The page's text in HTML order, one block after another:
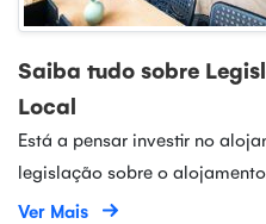
Saiba tudo sobre
Local
Está a pensar investir no
legislação sobre o alojamento...
Ver Mais